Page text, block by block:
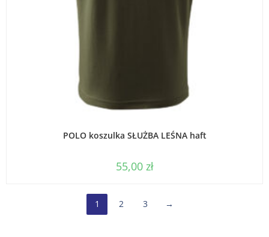
WYBIERZ OPCJE
POLO koszulka SŁUŻBA LEŚNA haft
55,00 zł
1 2 3 →